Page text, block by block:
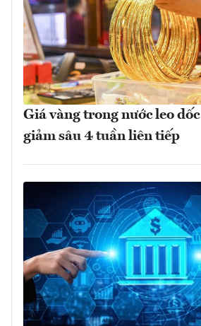
Giá vàng trong nước leo
giảm sâu 4 tuần liên tiếp